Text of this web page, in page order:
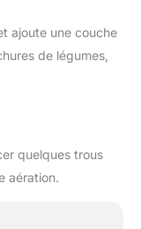
ajoute une couche
de légumes,
quelques trous
aération.